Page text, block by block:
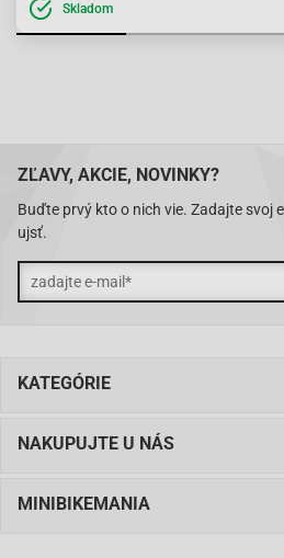
Skladom
ZĽAVY, AKCIE, NOVINKY?
Buďte prvý kto o nich vie. Zadajte svoj
ujsť.
KATEGÓRIE
NAKUPUJTE U NÁS
MINIBIKEMANIA